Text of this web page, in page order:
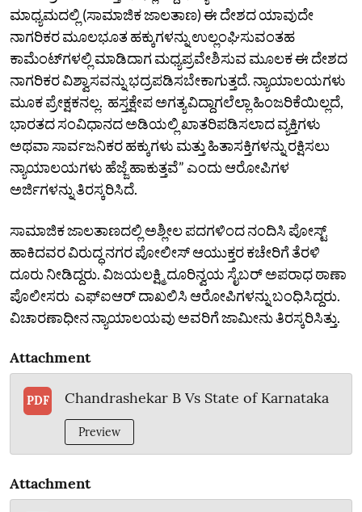
ಮಾಧ್ಯಮದಲ್ಲಿ (ಸಾಮಾಜಿಕ ಜಾಲತಾಣ) ಈ ದೇಶದ ಯಾವುದೇ
ನಾಗರಿಕರ ಮೂಲಭೂತ ಹಕ್ಕುಗಳನ್ನು ಉಲ್ಲಂಘಿಸುವಂತಹ
ಕಾಮೆಂಟ್‌ಗಳಲ್ಲಿ ಮಾಡಿದಾಗ ಮಧ್ಯಪ್ರವೇಶಿಸುವ ಮೂಲಕ ಈ ದೇಶದ
ನಾಗರಿಕರ ವಿಶ್ವಾಸವನ್ನು ಭದ್ರಪಡಿಸಬೇಕಾಗುತ್ತದೆ. ನ್ಯಾಯಾಲಯಗಳು
ಮೂಕ ಪ್ರೇಕ್ಷಕನಲ್ಲ.‌ ಹಸ್ತಕ್ಷೇಪ ಅಗತ್ಯವಿದ್ದಾಗಲೆಲ್ಲಾ ಹಿಂಜರಿಕೆಯಿಲ್ಲದೆ,
ಭಾರತದ ಸಂವಿಧಾನದ ಅಡಿಯಲ್ಲಿ ಖಾತರಿಪಡಿಸಲಾದ ವ್ಯಕ್ತಿಗಳು
ಅಥವಾ ಸಾರ್ವಜನಿಕರ ಹಕ್ಕುಗಳು ಮತ್ತು ಹಿತಾಸಕ್ತಿಗಳನ್ನು ರಕ್ಷಿಸಲು
ನ್ಯಾಯಾಲಯಗಳು ಹೆಜ್ಜೆ ಹಾಕುತ್ತವೆ” ಎಂದು ಆರೋಪಿಗಳ
ಅರ್ಜಿಗಳನ್ನು ತಿರಸ್ಕರಿಸಿದೆ.
ಸಾಮಾಜಿಕ ಜಾಲತಾಣದಲ್ಲಿ ಅಶ್ಲೀಲ ಪದಗಳಿಂದ ನಂದಿಸಿ‌ ಪೋಸ್ಟ್‌
ಹಾಕಿದವರ ವಿರುದ್ಧ ನಗರ‌ ಪೋಲೀಸ್ ಆಯುಕ್ತರ ಕಚೇರಿಗೆ ತೆರಳಿ
ದೂರು ನೀಡಿದ್ದರು. ವಿಜಯಲಕ್ಷ್ಮಿ ದೂರಿನ್ವಯ ಸೈಬರ್ ಅಪರಾಧ ಠಾಣಾ
ಪೊಲೀಸರು ಎಫ್ಐಆರ್ ದಾಖಲಿಸಿ ಆರೋಪಿಗಳನ್ನು ಬಂಧಿಸಿದ್ದರು.
ವಿಚಾರಣಾಧೀನ ನ್ಯಾಯಾಲಯವು ಅವರಿಗೆ ಜಾಮೀನು ತಿರಸ್ಕರಿಸಿತ್ತು.
Attachment
PDF Chandrashekar B Vs State of Karnataka
Preview
Attachment